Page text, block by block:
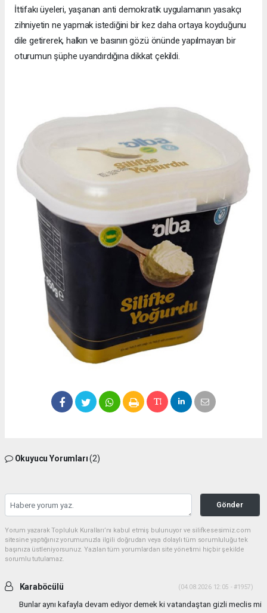
İttifakı üyeleri, yaşanan anti demokratik uygulamanın yasakçı
zihniyetin ne yapmak istediğini bir kez daha ortaya koyduğunu
dile getirerek, halkın ve basının gözü önünde yapılmayan bir
oturumun şüphe uyandırdığına dikkat çekildi.
Okuyucu Yorumları(2)
Gönder
Yorum yazarak Topluluk Kuralları’nı kabul etmiş bulunuyor ve silifkesesimiz.com
sitesine yaptığınız yorumunuzla ilgili doğrudan veya dolaylı tüm sorumluluğu tek
başınıza üstleniyorsunuz. Yazılan tüm yorumlardan site yönetimi hiçbir şekilde
sorumlu tutulamaz.
Karaböcülü (04.08.2026 12:05 - #1957)
Bunlar aynı kafayla devam ediyor demek ki vatandaştan gizli meclis mi